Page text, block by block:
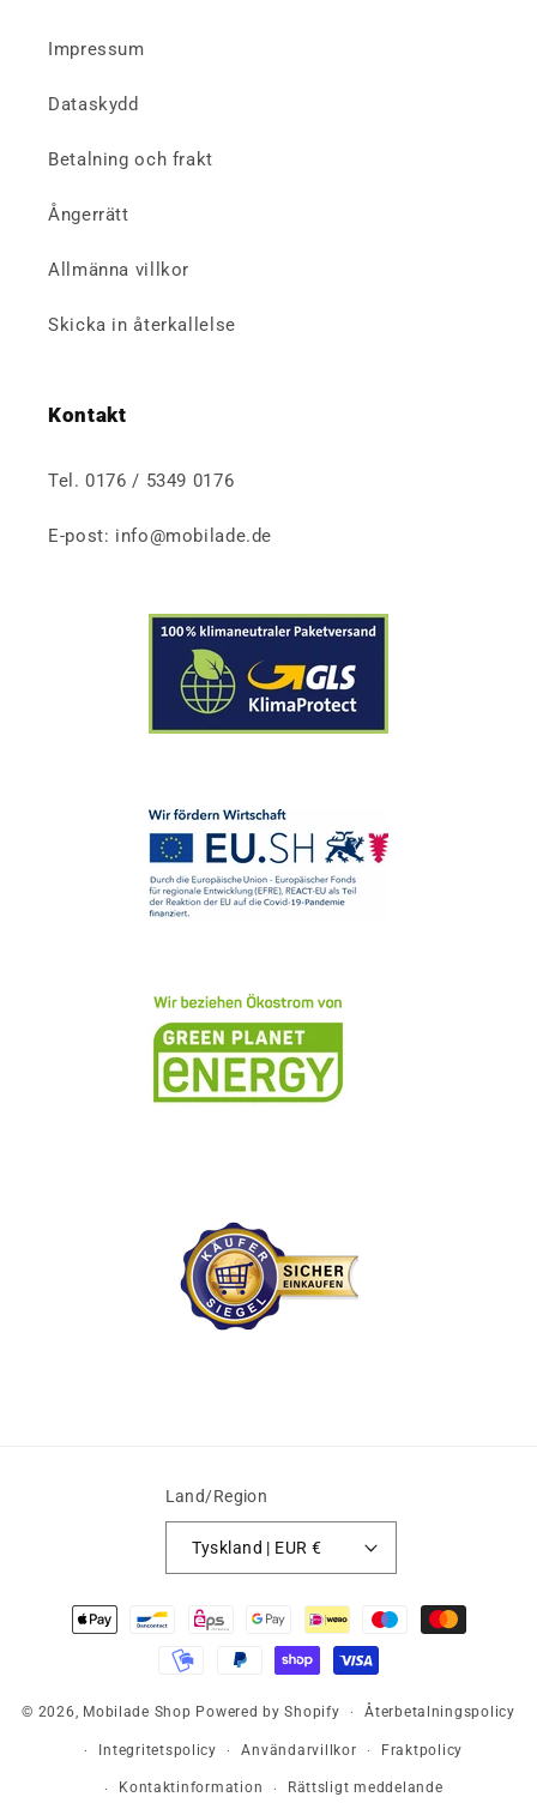
Impressum
Dataskydd
Betalning och frakt
Ångerrätt
Allmänna villkor
Skicka in återkallelse
Kontakt
Tel. 0176 / 5349 0176
E-post: info@mobilade.de
Land/Region
Tyskland | EUR €
Betalningsmetoder
© 2026, Mobilade Shop Powered by Shopify Återbetalningspolicy
Integritetspolicy Användarvillkor Fraktpolicy
Kontaktinformation Rättsligt meddelande